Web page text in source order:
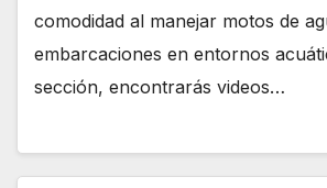
comodidad al manejar motos de
embarcaciones en entornos
sección, encontrarás videos…